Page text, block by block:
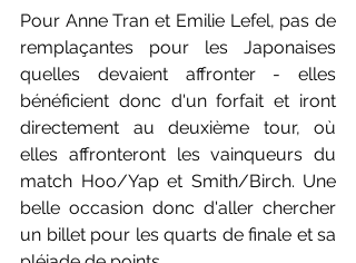
Pour Anne Tran et Emilie Lefel, pas de
remplaçantes pour les Japonaises
quelles devaient affronter - elles
bénéficient donc d'un forfait et iront
directement au deuxième tour, où
elles affronteront les vainqueurs du
match Hoo/Yap et Smith/Birch. Une
belle occasion donc d'aller chercher
un billet pour les quarts de finale et sa